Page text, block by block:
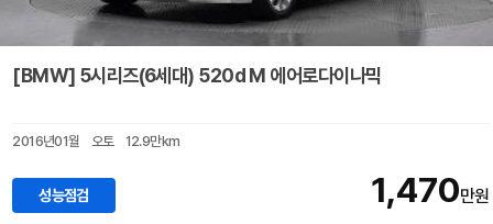
[BMW] 5시리즈(6세대) 520d M 에어로다이나믹
2016년01월 오토 12.9만km
성능점검 1,470만원